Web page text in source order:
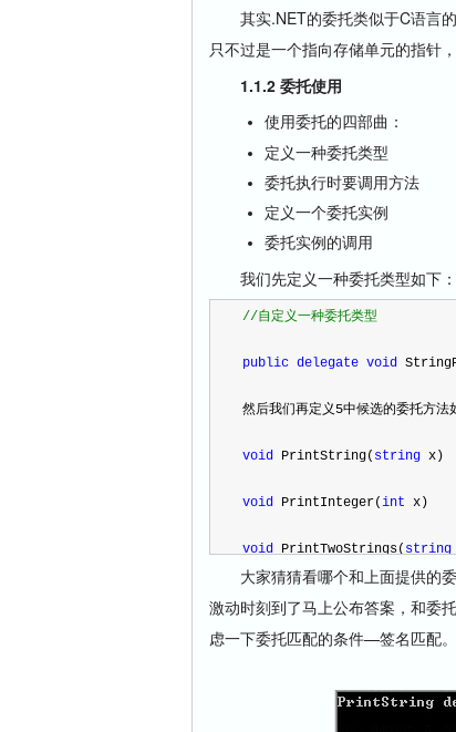
其实.NET的委托类似于C语言的
只不过是一个指向存储单元的指针
1.1.2 委托使用
使用委托的四部曲：
定义一种委托类型
委托执行时要调用方法
定义一个委托实例
委托实例的调用
我们先定义一种委托类型如下：
//自定义一种委托类型
public delegate void
然后我们再定义5中候选的委托方法
void PrintString( string x)
void PrintInteger(int x)
void PrintTwoStrings( string
void PrintObject(object x)
大家猜猜看哪个和上面提供的委
激动时刻到了马上公布答案，和委
虑一下委托匹配的条件—签名匹配。